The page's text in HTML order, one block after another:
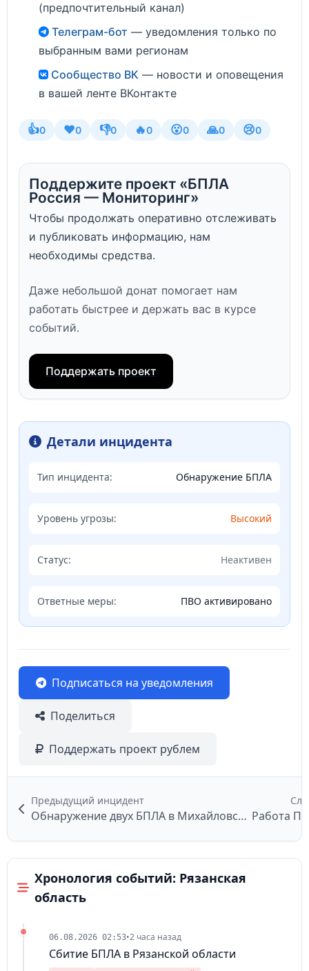
(предпочтительный канал)
Телеграм-бот — уведомления только по
выбранным вами регионам
Сообщество ВК — новости и оповещения
в вашей ленте ВКонтакте
👍0 ❤️0 👎0 🔥0 😮0 🙏0 😢0
Поддержите проект «БПЛА
Россия — Мониторинг»
Чтобы продолжать оперативно отслеживать
и публиковать информацию, нам
необходимы средства.
Даже небольшой донат помогает нам
работать быстрее и держать вас в курсе
событий.
Поддержать проект
Детали инцидента
Тип инцидента: Обнаружение БПЛА
Уровень угрозы: Высокий
Статус: Неактивен
Ответные меры: ПВО активировано
Подписаться на уведомления
Поделиться
Поддержать проект рублем
Предыдущий инцидент
Обнаружение двух БПЛА в Михайловском районе Работа
Хронология событий: Рязанская
область
06.08.2026 02:53•2 часа назад
Сбитие БПЛА в Рязанской области